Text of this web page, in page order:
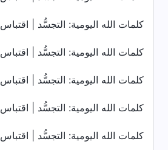
كلمات الله اليومية: التجسُّد | اقتباس 107
كلمات الله اليومية: التجسُّد | اقتباس 108
كلمات الله اليومية: التجسُّد | اقتباس 109
كلمات الله اليومية: التجسُّد | اقتباس 110
كلمات الله اليومية: التجسُّد | اقتباس 111